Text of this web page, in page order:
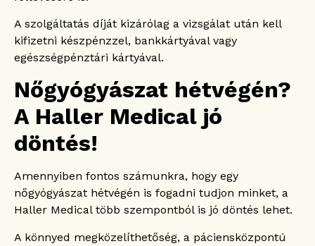
A szolgáltatás díját kizárólag a vizsgálat után kell
kifizetni készpénzzel, bankkártyával vagy
egészségpénztári kártyával.
Nőgyógyászat hétvégén?
A Haller Medical jó
döntés!
Amennyiben fontos számunkra, hogy egy
nőgyógyászat hétvégén is fogadni tudjon minket, a
Haller Medical több szempontból is jó döntés lehet.
A könnyed megközelíthetőség, a páciensközpontú